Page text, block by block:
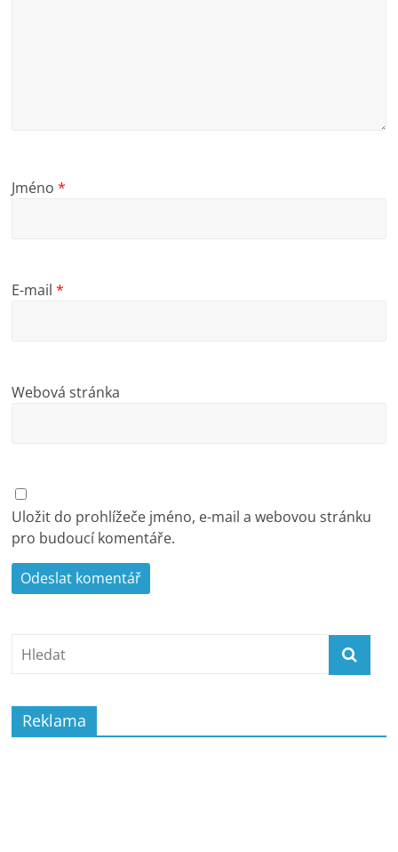
Jméno*
E-mail*
Webová stránka
Uložit do prohlížeče jméno, e-mail a webovou stránku
pro budoucí komentáře.
Reklama